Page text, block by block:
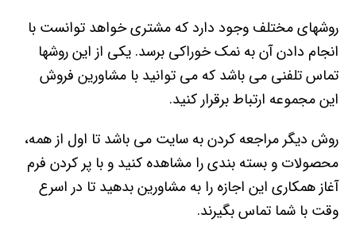
روشهای مختلف وجود دارد که مشتری خواهد توانست با
انجام دادن آن به نمک خوراکی برسد. یکی از این روشها
تماس تلفنی می باشد که می توانید با مشاورین فروش
این مجموعه ارتباط برقرار کنید.
روش دیگر مراجعه کردن به سایت می باشد تا اول از همه،
محصولات و بسته بندی را مشاهده کنید و با پر کردن فرم
آغاز همکاری این اجازه را به مشاورین بدهید تا در اسرع
وقت با شما تماس بگیرند.